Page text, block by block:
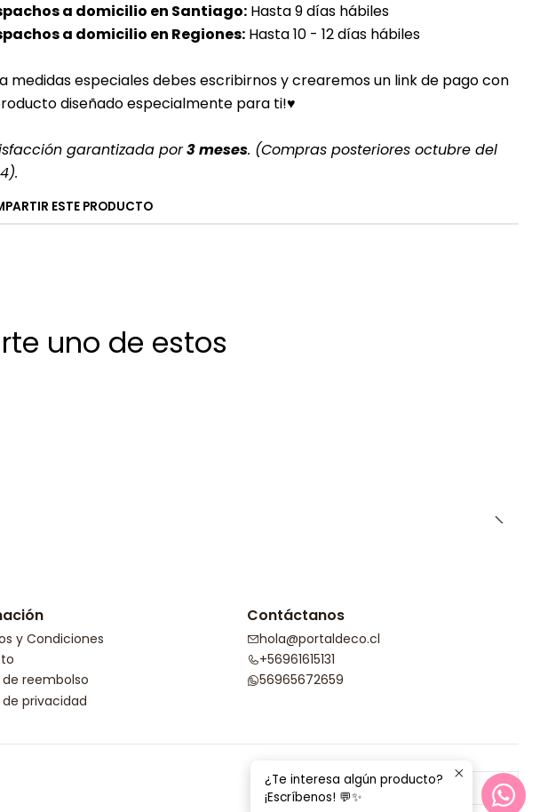
a domicilio en Santiago: Hasta 9 días hábiles
a domicilio en Regiones: Hasta 10 - 12 días hábiles
medidas especiales debes escribirnos y crearemos un link de pago con
diseñado especialmente para ti!♥
garantizada por3 meses. (Compras posteriores octubre del
ESTE PRODUCTO
uno de estos
y Condiciones
reembolso
privacidad
Contáctanos
hola@portaldeco.cl
+56961615131
56965672659
¿Te interesa algún producto?
¡Escríbenos! 💬✨